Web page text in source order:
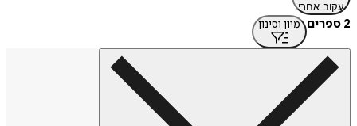
עקוב אחרי
2 ספרים מיון וסינון